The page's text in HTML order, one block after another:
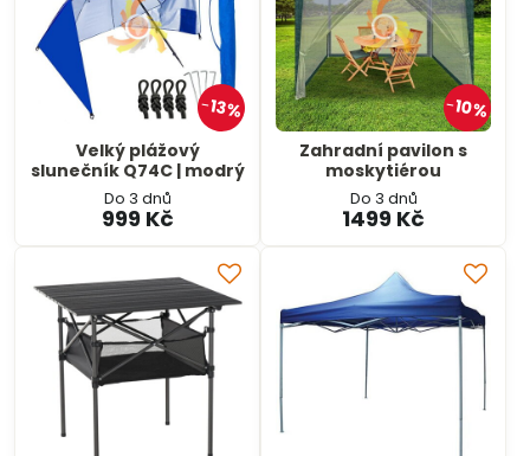
13%
Velký plážový
slunečník Q74C | modrý
Do 3 dnů
999 Kč
10%
Zahradní pavilon s
moskytiérou
Do 3 dnů
1499 Kč